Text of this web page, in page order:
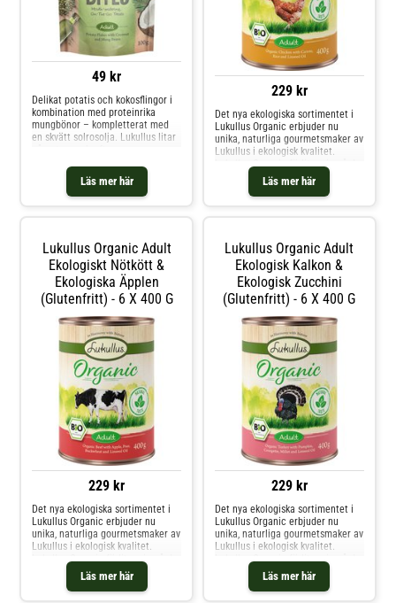
49 kr
Läs mer här
Delikat potatis och kokosflingor i
kombination med proteinrika
mungbönor – kompletterat med
en skvätt solrosolja. Lukullus litar
hundar – Veggie Bites
229 kr
Läs mer här
Det nya ekologiska sortimentet i
Lukullus Organic erbjuder nu
unika, naturliga gourmetsmaker av
Lukullus i ekologisk kvalitet.
Lukullus Organic förlitar sig på de
bästa ingredienserna från naturen
och från ekologiskt jordbruk: färsk
frukt och grönsaker, blandat med
Lukullus Organic Adult
Ekologiskt Nötkött &
Ekologiska Äpplen
(glutenfritt) - 6 X 400 G
229 kr
Läs mer här
Det nya ekologiska sortimentet i
Lukullus Organic erbjuder nu
unika, naturliga gourmetsmaker av
Lukullus i ekologisk kvalitet.
bästa ingredienserna från naturen
och från ekologiskt jordbruk: färsk
frukt och grönsaker, blandat med
Lukullus Organic Adult
Ekologisk Kalkon &
Ekologisk Zucchini
(glutenfritt) - 6 X 400 G
229 kr
Läs mer här
Det nya ekologiska sortimentet i
Lukullus Organic erbjuder nu
unika, naturliga gourmetsmaker av
Lukullus i ekologisk kvalitet.
bästa ingredienserna från naturen
och från ekologiskt jordbruk: färsk
frukt och grönsaker, blandat med